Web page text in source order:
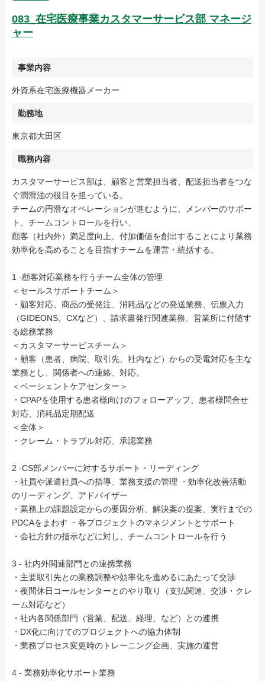
083_在宅医療事業カスタマーサービス部 マネージ
ャー
事業内容
外資系在宅医療機器メーカー
勤務地
東京都大田区
職務内容
カスタマーサービス部は、顧客と営業担当者、配送担当者をつな
ぐ潤滑油の役目を担っている。
チームの円滑なオペレーションが進むように、メンバーのサポー
ト、チームコントロールを行い、
顧客（社内外）満足度向上、付加価値を創出することにより業務
効率化を高めることを目指すチームを運営・統括する。
1 -顧客対応業務を行うチーム全体の管理
＜セールスサポートチーム＞
・顧客対応、商品の受発注、消耗品などの発送業務、伝票入力
（GIDEONS、CXなど）、請求書発行関連業務、営業所に付随す
る総務業務
＜カスタマーサービスチーム＞
・顧客（患者、病院、取引先、社内など）からの受電対応を主な
業務とし、関係者への連絡、対応。
＜ペーシェントケアセンター＞
・CPAPを使用する患者様向けのフォローアップ、患者様問合せ
対応、消耗品定期配送
＜全体＞
・クレーム・トラブル対応、承認業務
2 -CS部メンバーに対するサポート・リーディング
・社員や派遣社員への指導、業務支援の管理 ・効率化改善活動
のリーディング、アドバイザー
・業務上の課題設定からの要因分析、解決案の提案、実行までの
PDCAをまわす ・各プロジェクトのマネジメントとサポート
・会社方針の指示などに対し、チームコントロールを行う
3 - 社内外関連部門との連携業務
・主要取引先との業務調整や効率化を進めるにあたって交渉
・夜間休日コールセンターとのやり取り（支払関連、交渉・クレ
ーム対応など）
・社内各関係部門（営業、配送、経理、など）との連携
・DX化に向けてのプロジェクトへの協力体制
・業務プロセス変更時のトレーニング企画、実施の運営
4 - 業務効率化サポート業務